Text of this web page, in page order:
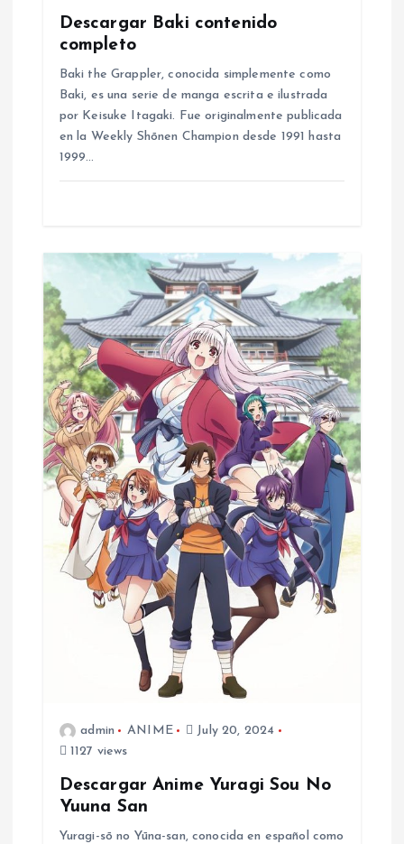
Descargar Baki contenido
completo
Baki the Grappler, conocida simplemente como
Baki, es una serie de manga escrita e ilustrada
por Keisuke Itagaki. Fue originalmente publicada
en la Weekly Shōnen Champion desde 1991 hasta
1999…
admin ANIME
July 20, 2024
1127 views
Descargar Anime Yuragi Sou No
Yuuna San
Yuragi-sō no Yūna-san, conocida en español como